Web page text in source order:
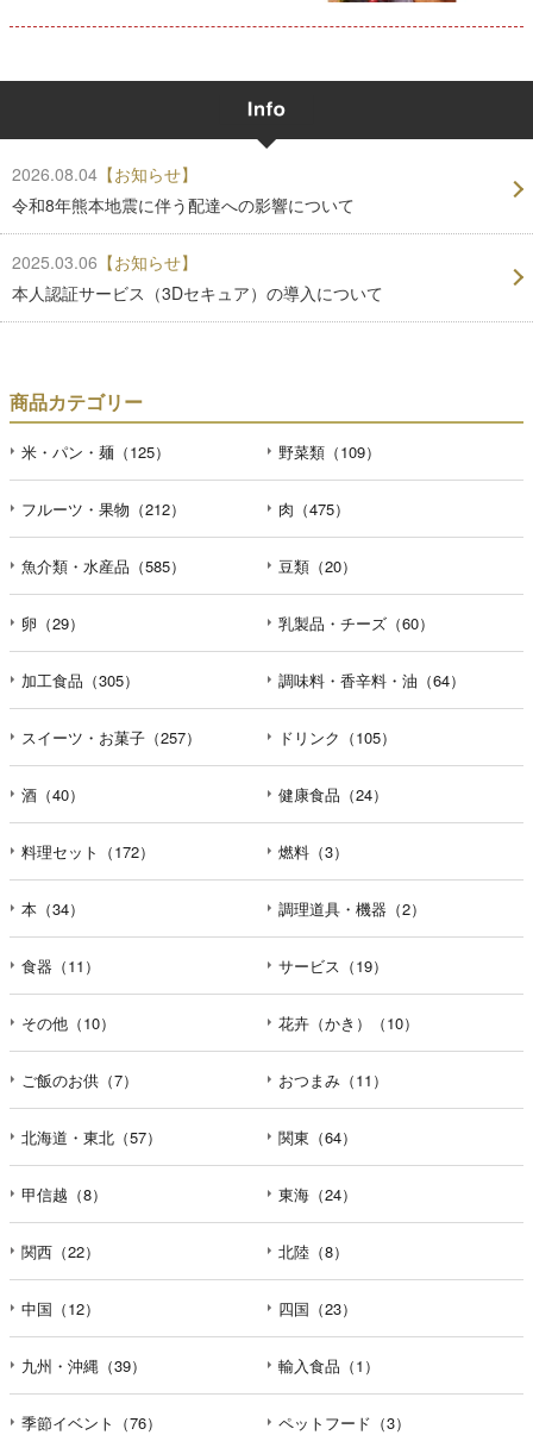
2026.08.04 【お知らせ】
令和8年熊本地震に伴う配達への影響について
2025.03.06 【お知らせ】
本人認証サービス（3Dセキュア）の導入について
商品カテゴリー
米・パン・麺（125） 野菜類（109）
フルーツ・果物（212） 肉（475）
魚介類・水産品（585） 豆類（20）
卵（29） 乳製品・チーズ（60）
加工食品（305） 調味料・香辛料・油（64）
スイーツ・お菓子（257） ドリンク（105）
酒（40） 健康食品（24）
料理セット（172） 燃料（3）
本（34） 調理道具・機器（2）
食器（11） サービス（19）
その他（10） 花卉（かき）（10）
ご飯のお供（7） おつまみ（11）
北海道・東北（57） 関東（64）
甲信越（8） 東海（24）
関西（22） 北陸（8）
中国（12） 四国（23）
九州・沖縄（39） 輸入食品（1）
季節イベント（76） ペットフード（3）